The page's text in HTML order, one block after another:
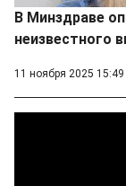
В Минздраве
неизвестного
11 ноября 2025 15:49